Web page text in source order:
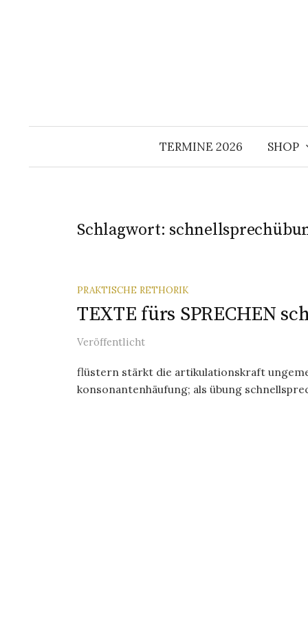
TERMINE 2026 SHOP
Schlagwort:
PRAKTISCHE RETHORIK
TEXTE fürs SPRECHEN
Veröffentlicht
flüstern stärkt die artikulationskraft
konsonantenhäufung; als übung